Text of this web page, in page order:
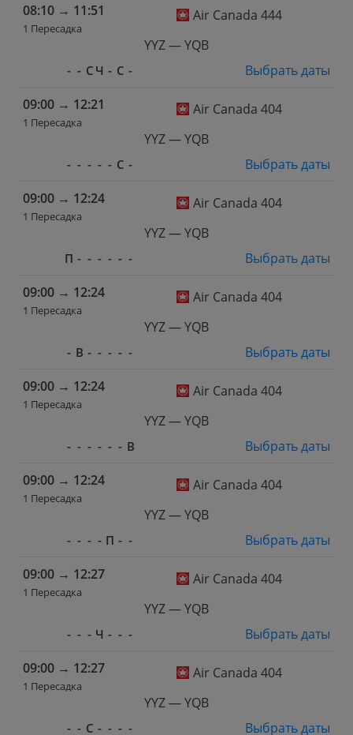
08:10 → 11:51
1 Пересадка
Air Canada 444
YYZ — YQB
- - С Ч - С -
Выбрать даты
09:00 → 12:21
1 Пересадка
Air Canada 404
YYZ — YQB
- - - - - С -
Выбрать даты
09:00 → 12:24
1 Пересадка
Air Canada 404
YYZ — YQB
П - - - - - -
Выбрать даты
09:00 → 12:24
1 Пересадка
Air Canada 404
YYZ — YQB
- В - - - - -
Выбрать даты
09:00 → 12:24
1 Пересадка
Air Canada 404
YYZ — YQB
- - - - - - В
Выбрать даты
09:00 → 12:24
1 Пересадка
Air Canada 404
YYZ — YQB
- - - - П - -
Выбрать даты
09:00 → 12:27
1 Пересадка
Air Canada 404
YYZ — YQB
- - - Ч - - -
Выбрать даты
09:00 → 12:27
1 Пересадка
Air Canada 404
YYZ — YQB
- - С - - - -
Выбрать даты